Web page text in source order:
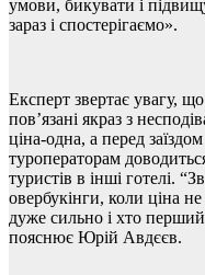
умови, бикувати і
зараз і спостерігаємо».
Експерт звертає увагу,
пов’язані якраз з
ціна-одна, а перед
туроператорам
туристів в інші готелі.
овербукінги, коли ціна
дуже сильно і хто
пояснює Юрій Авдєєв.